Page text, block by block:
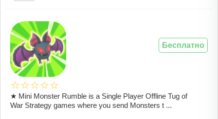
★ Mini Monster Rumble is a Single Player Offline Tug of
War Strategy games where you send Monsters t ...
Бесплатно